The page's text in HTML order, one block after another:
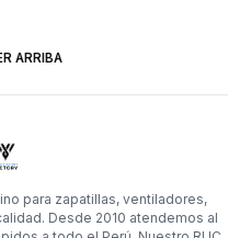
ARRIBA
para zapatillas, ventiladores,
Desde 2010 atendemos al